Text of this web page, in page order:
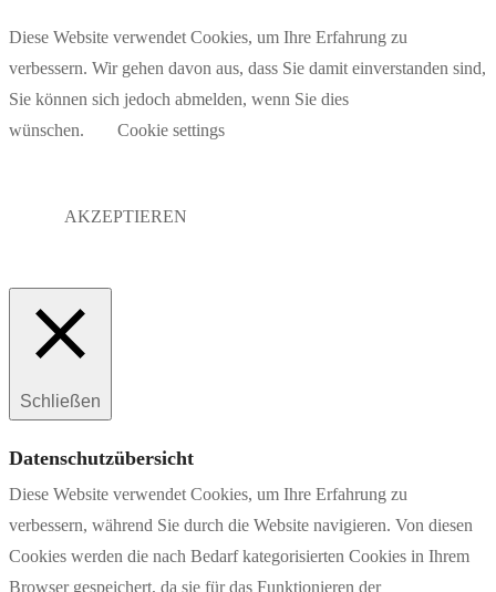
Diese Website verwendet Cookies, um Ihre Erfahrung zu
verbessern. Wir gehen davon aus, dass Sie damit einverstanden sind,
Sie können sich jedoch abmelden, wenn Sie dies
wünschen.
Cookie settings
AKZEPTIEREN
Schließen
Datenschutzübersicht
Diese Website verwendet Cookies, um Ihre Erfahrung zu
verbessern, während Sie durch die Website navigieren. Von diesen
Cookies werden die nach Bedarf kategorisierten Cookies in Ihrem
Browser gespeichert, da sie für das Funktionieren der